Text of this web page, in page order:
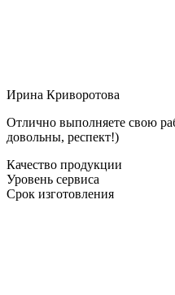
Ирина Криворотова
Отлично выполняете свою
довольны, респект!)
Качество продукции
Уровень сервиса
Срок изготовления